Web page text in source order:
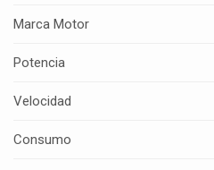
Marca Motor
Potencia
Velocidad
Consumo